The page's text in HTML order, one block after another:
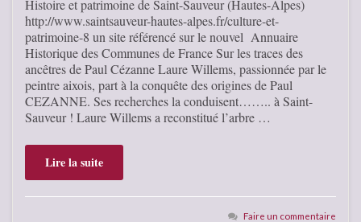
Histoire et patrimoine de Saint-Sauveur (Hautes-Alpes)
http://www.saintsauveur-hautes-alpes.fr/culture-et-
patrimoine-8 un site référencé sur le nouvel Annuaire
Historique des Communes de France Sur les traces des
ancêtres de Paul Cézanne Laure Willems, passionnée par le
peintre aixois, part à la conquête des origines de Paul
CEZANNE. Ses recherches la conduisent…….. à Saint-
Sauveur ! Laure Willems a reconstitué l’arbre …
Lire la suite
Faire un commentaire